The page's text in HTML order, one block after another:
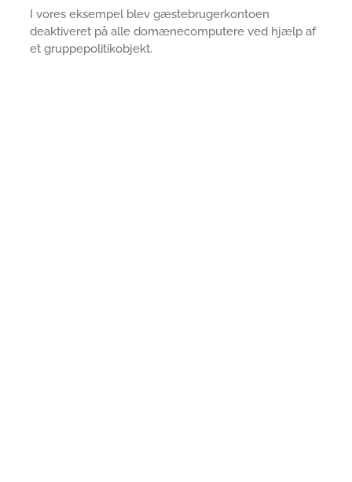
I vores eksempel blev gæstebrugerkontoen
deaktiveret på alle domænecomputere ved hjælp af
et gruppepolitikobjekt.